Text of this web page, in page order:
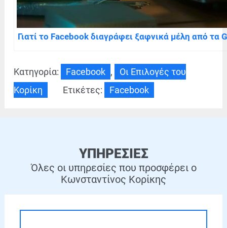
Γιατί το Facebook διαγράφει ξαφνικά μέλη από τα
Κατηγορία: Facebook ,
Οι Επιλογές του
Κορίκη
Ετικέτες: Facebook
ΥΠΗΡΕΣΙΕΣ
Όλες οι υπηρεσίες που προσφέρει ο
Κωνσταντίνος Κορίκης